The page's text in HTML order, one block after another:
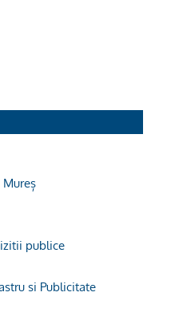
publice
si Publicitate